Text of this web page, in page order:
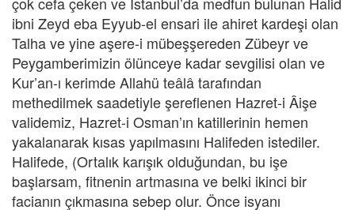
ibni Zeyd eba Eyyub-el ensari ile ahiret kardeşi olan
Talha ve yine aşere-i mübeşşereden Zübeyr ve
Peygamberimizin ölünceye kadar sevgilisi olan ve
Kur’an-ı kerimde Allahü teâlâ tarafından
methedilmek saadetiyle şereflenen Hazret-i Âişe
validemiz, Hazret-i Osman’ın katillerinin hemen
yakalanarak kısas yapılmasını Halifeden istediler.
Halifede, (Ortalık karışık olduğundan, bu işe
başlarsam, fitnenin artmasına ve belki ikinci bir
facianın çıkmasına sebep olur. Önce isyanı